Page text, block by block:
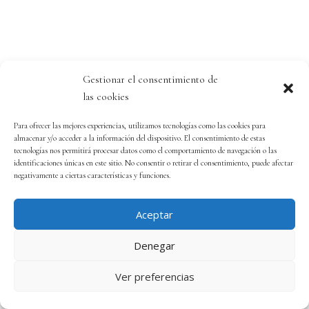
Gestionar el consentimiento de
las cookies
Para ofrecer las mejores experiencias, utilizamos tecnologías como las cookies para
almacenar y/o acceder a la información del dispositivo. El consentimiento de estas
tecnologías nos permitirá procesar datos como el comportamiento de navegación o las
identificaciones únicas en este sitio. No consentir o retirar el consentimiento, puede afectar
negativamente a ciertas características y funciones.
Aceptar
Denegar
Ver preferencias